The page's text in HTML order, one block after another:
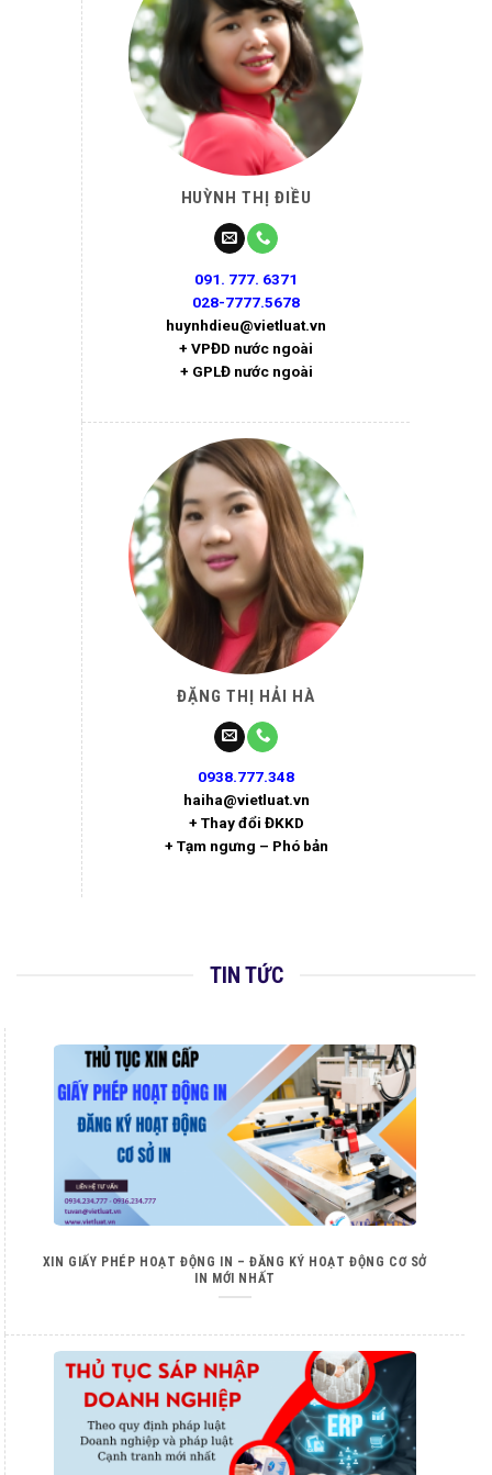
HUỲNH THỊ ĐIỀU
091. 777. 6371
028-7777.5678
huynhdieu@vietluat.vn
+ VPĐD nước ngoài
+ GPLĐ nước ngoài
ĐẶNG THỊ HẢI HÀ
0938.777.348
haiha@vietluat.vn
+ Thay đổi ĐKKD
+ Tạm ngưng – Phó bản
TIN TỨC
XIN GIẤY PHÉP HOẠT ĐỘNG IN – ĐĂNG KÝ HOẠT ĐỘNG CƠ SỞ
IN MỚI NHẤT